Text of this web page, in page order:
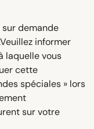
demande
informer
laquelle vous
cette
spéciales » lors
sur votre